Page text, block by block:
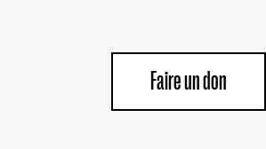
Faire un don